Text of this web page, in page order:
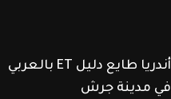
أندريا طايع دليل ET بالعربي
في مدينة جرش